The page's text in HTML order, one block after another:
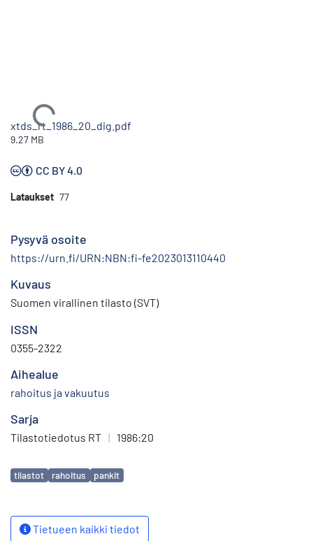
Ladataan...
xtds_rt_1986_20_dig.pdf
9.27 MB
CC BY 4.0
Lataukset 77
Pysyvä osoite
https://urn.fi/URN:NBN:fi-fe2023013110440
Kuvaus
Suomen virallinen tilasto (SVT)
ISSN
0355-2322
Aihealue
rahoitus ja vakuutus
Sarja
Tilastotiedotus RT | 1986:20
Avainsanat
tilastot rahoitus pankit
Tietueen kaikki tiedot